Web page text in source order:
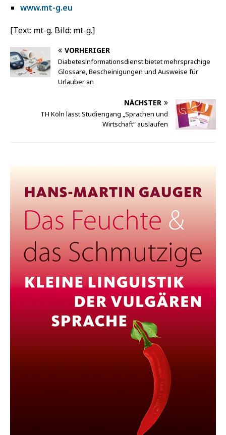
www.mt-g.eu
[Text: mt-g. Bild: mt-g.]
VORHERIGER
Diabetesinformationsdienst bietet mehrsprachige
Glossare, Bescheinigungen und Ausweise für
Urlauber an
NÄCHSTER
TH Köln lässt Studiengang „Sprachen und
Wirtschaft“ auslaufen